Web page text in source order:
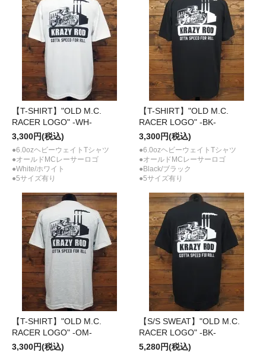
【T-SHIRT】"OLD M.C.
RACER LOGO" -WH-
3,300円(税込)
●6.0ozヘビーウェイトTシャツ
●オールドMCレーサーロゴ
●White/ホワイト
●5サイズ有り
【T-SHIRT】"OLD M.C.
RACER LOGO" -BK-
3,300円(税込)
●6.0ozヘビーウェイトTシャツ
●オールドMCレーサーロゴ
●Black/ブラック
●5サイズ有り
【T-SHIRT】"OLD M.C.
RACER LOGO" -OM-
3,300円(税込)
【S/S SWEAT】"OLD M.C.
RACER LOGO" -BK-
5,280円(税込)